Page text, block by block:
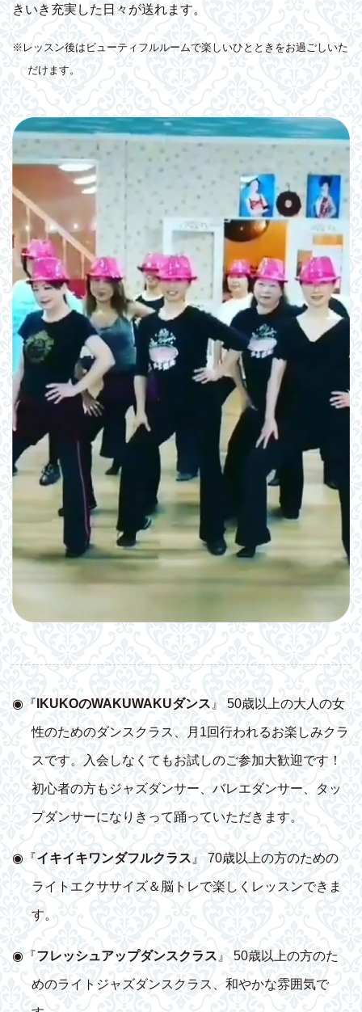
きいき充実した日々が送れます。
※レッスン後はビューティフルルームで楽しいひとときをお過ごしいた
だけます。
◉『 IKUKOのWAKUWAKUダンス 』 50歳以上の大人の女
性のためのダンスクラス、月1回行われるお楽しみクラ
スです。入会しなくてもお試しのご参加大歓迎です！
初心者の方もジャズダンサー、バレエダンサー、タッ
プダンサーになりきって踊っていただきます。
◉『イキイキワンダフルクラス 』 70歳以上の方のための
ライトエクササイズ＆脳トレで楽しくレッスンできま
す。
◉『フレッシュアップダンスクラス』 50歳以上の方のた
めのライトジャズダンスクラス、和やかな雰囲気で